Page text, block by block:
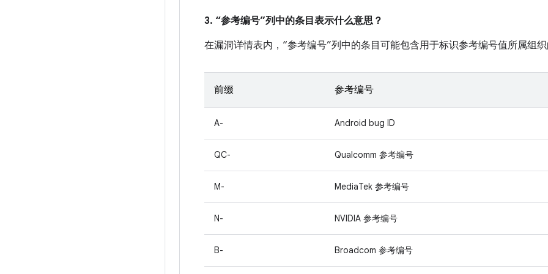
3. “参考编号”列中的条目表示什么意思？
在漏洞详情表内，“参考编号”列中的条目可能包含用于标识参考编号值所属组
前缀 参考编号
A- Android bug ID
QC- Qualcomm 参考编号
M- MediaTek 参考编号
N- NVIDIA 参考编号
B- Broadcom 参考编号